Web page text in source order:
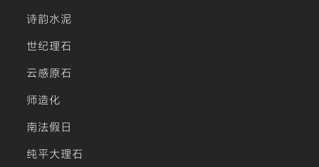
诗韵水泥
世纪理石
云感原石
师造化
南法假日
纯平大理石